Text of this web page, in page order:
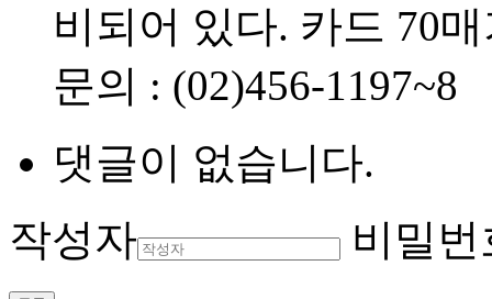
비되어 있다. 카드 70
문의 : (02)456-1197~8
댓글이 없습니다.
작성자
비밀번